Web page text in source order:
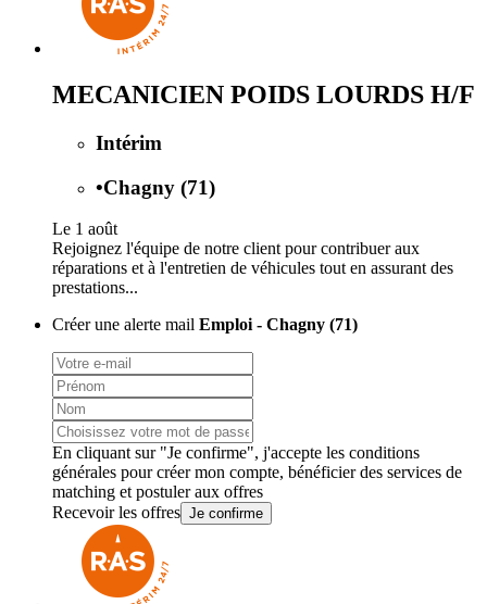
MECANICIEN POIDS LOURDS H/F
Intérim
•Chagny (71)
Le 1 août
Rejoignez l'équipe de notre client pour contribuer aux
réparations et à l'entretien de véhicules tout en assurant des
prestations...
Créer une alerte mail Emploi - Chagny (71)
En cliquant sur "Je confirme", j'accepte les conditions
générales pour créer mon compte, bénéficier des services de
matching et postuler aux offres
Recevoir les offres Je confirme